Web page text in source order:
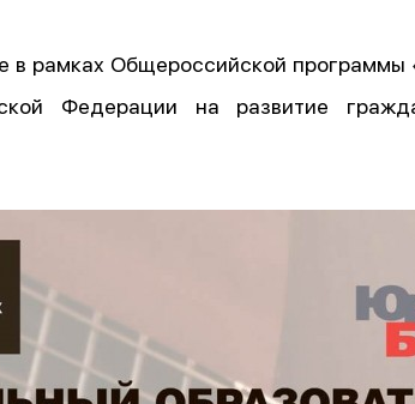
в рамках Общероссийской
Федерации на развитие